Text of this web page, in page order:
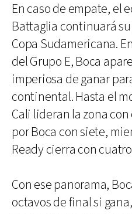
En caso de empate, el
Battaglia continuará
Copa Sudamericana.
del Grupo E, Boca
imperiosa de ganar
continental. Hasta el
Cali lideran la zona
por Boca con siete,
Ready cierra con
Con ese panorama,
octavos de final si